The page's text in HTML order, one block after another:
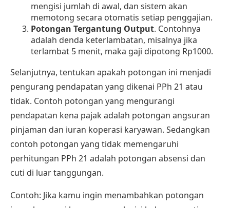
mengisi jumlah di awal, dan sistem akan
memotong secara otomatis setiap penggajian.
Potongan Tergantung Output. Contohnya
adalah denda keterlambatan, misalnya jika
terlambat 5 menit, maka gaji dipotong Rp1000.
Selanjutnya, tentukan apakah potongan ini menjadi
pengurang pendapatan yang dikenai PPh 21 atau
tidak. Contoh potongan yang mengurangi
pendapatan kena pajak adalah potongan angsuran
pinjaman dan iuran koperasi karyawan. Sedangkan
contoh potongan yang tidak memengaruhi
perhitungan PPh 21 adalah potongan absensi dan
cuti di luar tanggungan.
Contoh: Jika kamu ingin menambahkan potongan